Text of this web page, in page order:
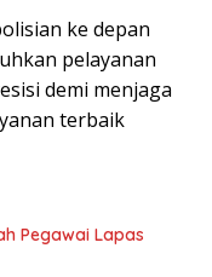
ke depan
pelayanan
demi menjaga
terbaik
Pegawai Lapas